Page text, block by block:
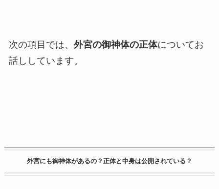
次の項目では、 外宮の御神体の正体についてお
話ししています。
外宮にも御神体があるの？正体と中身は公開されている？